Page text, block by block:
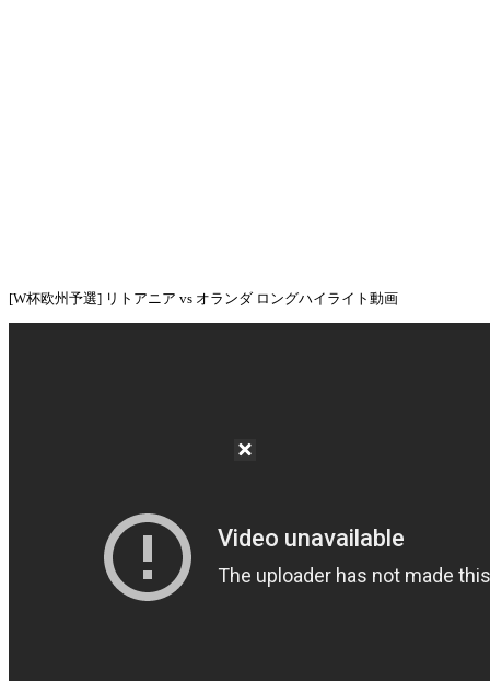
[W杯欧州予選] リトアニア vs オランダ ロングハイライト動画